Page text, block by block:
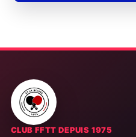
CLUB FFTT DEPUIS 1975